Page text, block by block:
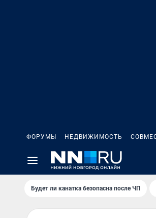
ФОРУМЫ НЕДВИЖИМОСТЬ
Будет ли канатка безопасна после ЧП